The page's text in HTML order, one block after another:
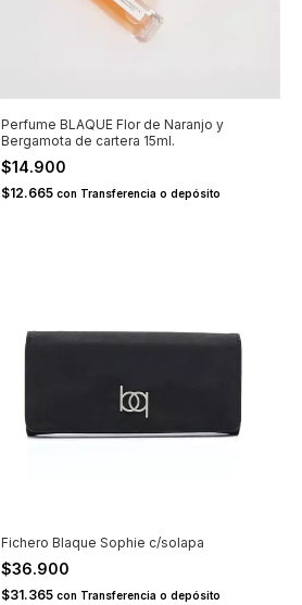
Perfume BLAQUE Flor de Naranjo y
Bergamota de cartera 15ml.
$14.900
$12.665con Transferencia o depósito
Fichero Blaque Sophie c/solapa
$36.900
$31.365con Transferencia o depósito